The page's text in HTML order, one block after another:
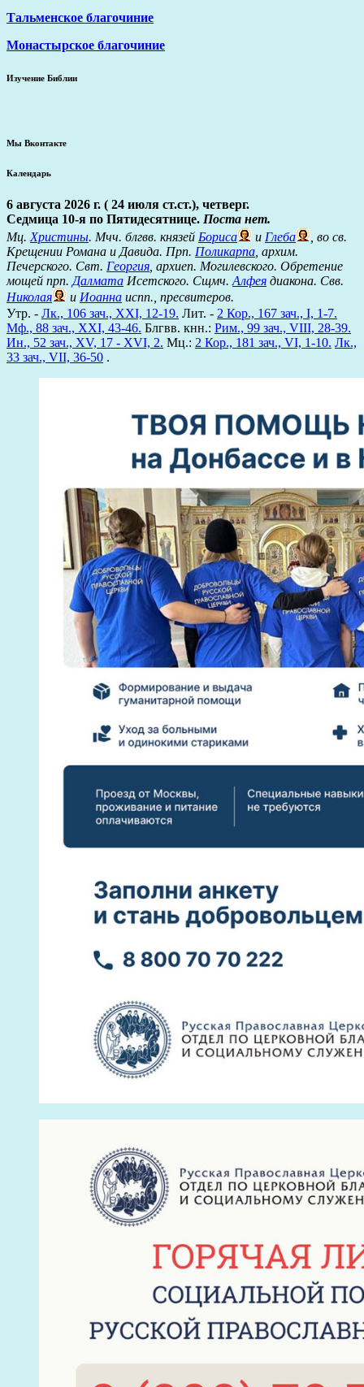
Тальменское благочиние
Монастырское благочиние
Изучение Библии
Мы Вконтакте
Календарь
6 августа 2026 г. ( 24 июля ст.ст.), четверг.
Седмица 10-я по Пятидесятнице. Поста нет.
Мц.Христины. Мчч. блгвв. князей Бориса и Глеба
, во св.
Крещении Романа и Давида. Прп. Поликарпа, архим.
Печерского. Свт. Георгия, архиеп. Могилевского. Обретение
мощей прп.Далмата Исетского. Сщмч.Алфея диакона. Свв.
Николая
и Иоанна испп., пресвитеров.
Утр. - Лк., 106 зач., XXI, 12-19. Лит. - 2 Кор., 167 зач., I, 1-7.
Мф., 88 зач., XXI, 43-46. Блгвв. кнн.: Рим., 99 зач., VIII, 28-39.
Ин., 52 зач., XV, 17 - XVI, 2. Мц.: 2 Кор., 181 зач., VI, 1-10. Лк.,
33 зач., VII, 36-50 .